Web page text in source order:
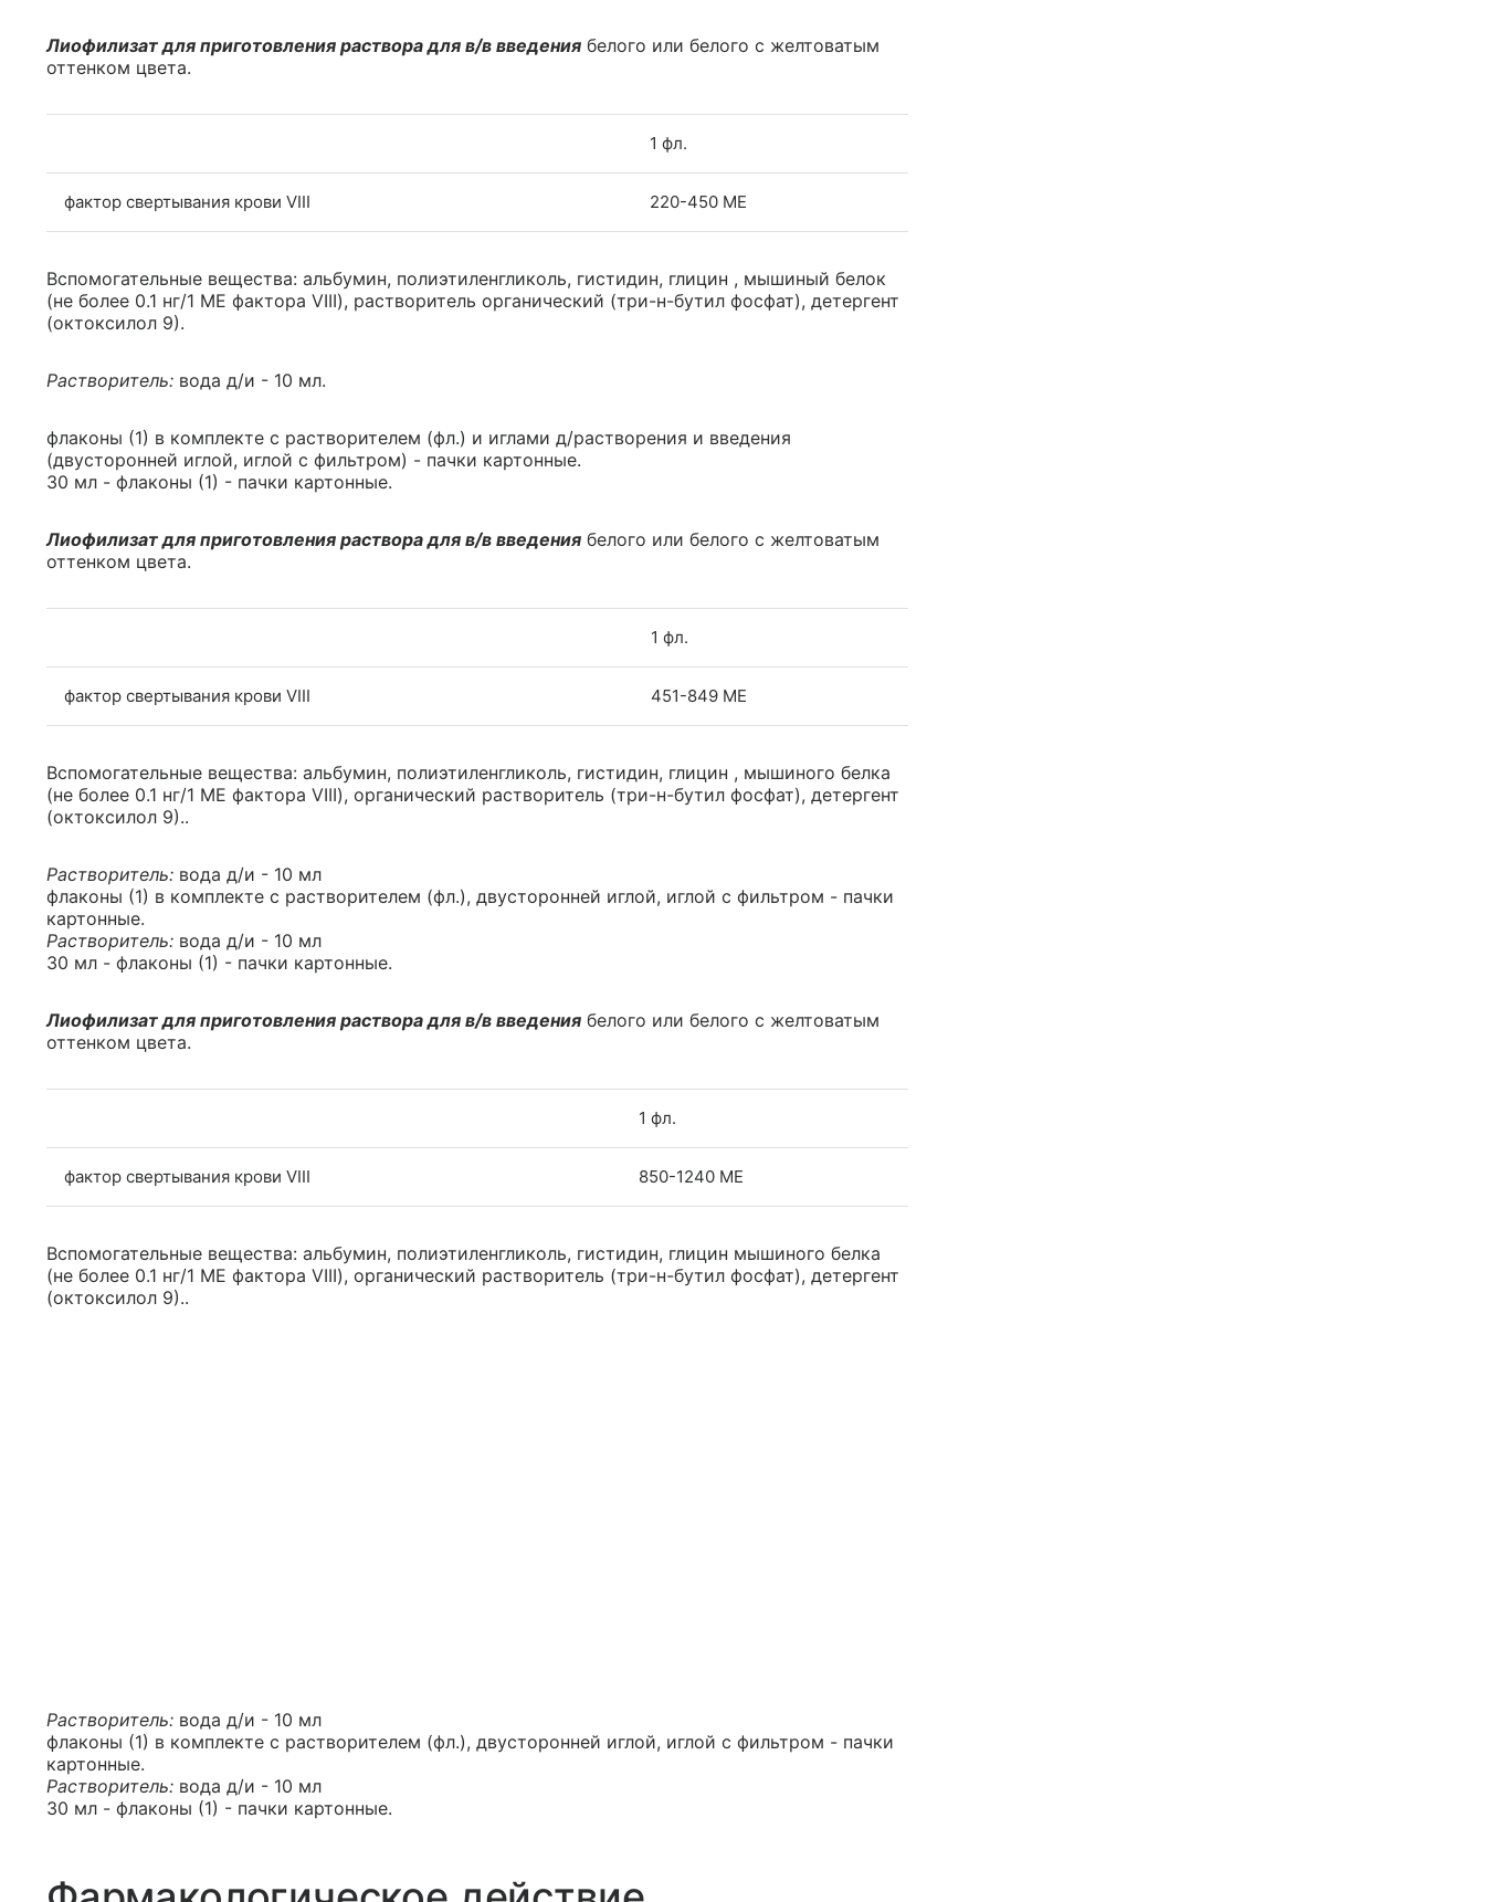
Лиофилизат для приготовления раствора для в/в введения белого или белого с желтоватым
оттенком цвета.
1 фл.
фактор свертывания крови VIII 220-450 МЕ
Вспомогательные вещества: альбумин, полиэтиленгликоль, гистидин, глицин , мышиный белок
(не более 0.1 нг/1 МЕ фактора VIII), растворитель органический (три-н-бутил фосфат), детергент
(октоксилол 9).
Растворитель: вода д/и - 10 мл.
флаконы (1) в комплекте с растворителем (фл.) и иглами д/растворения и введения
(двусторонней иглой, иглой с фильтром) - пачки картонные.
30 мл - флаконы (1) - пачки картонные.
Лиофилизат для приготовления раствора для в/в введения белого или белого с желтоватым
оттенком цвета.
1 фл.
фактор свертывания крови VIII 451-849 МЕ
Вспомогательные вещества: альбумин, полиэтиленгликоль, гистидин, глицин , мышиного белка
(не более 0.1 нг/1 МЕ фактора VIII), органический растворитель (три-н-бутил фосфат), детергент
(октоксилол 9)..
Растворитель: вода д/и - 10 мл
флаконы (1) в комплекте с растворителем (фл.), двусторонней иглой, иглой с фильтром - пачки
картонные.
Растворитель: вода д/и - 10 мл
30 мл - флаконы (1) - пачки картонные.
Лиофилизат для приготовления раствора для в/в введения белого или белого с желтоватым
оттенком цвета.
1 фл.
фактор свертывания крови VIII 850-1240 МЕ
Вспомогательные вещества: альбумин, полиэтиленгликоль, гистидин, глицин мышиного белка
(не более 0.1 нг/1 МЕ фактора VIII), органический растворитель (три-н-бутил фосфат), детергент
(октоксилол 9)..
Растворитель: вода д/и - 10 мл
флаконы (1) в комплекте с растворителем (фл.), двусторонней иглой, иглой с фильтром - пачки
картонные.
Растворитель: вода д/и - 10 мл
30 мл - флаконы (1) - пачки картонные.